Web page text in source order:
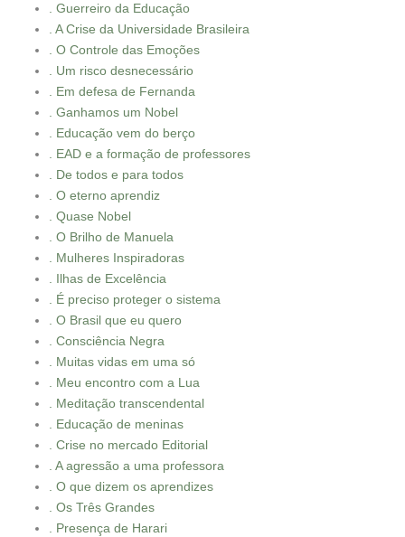
. Guerreiro da Educação
. A Crise da Universidade Brasileira
. O Controle das Emoções
. Um risco desnecessário
. Em defesa de Fernanda
. Ganhamos um Nobel
. Educação vem do berço
. EAD e a formação de professores
. De todos e para todos
. O eterno aprendiz
. Quase Nobel
. O Brilho de Manuela
. Mulheres Inspiradoras
. Ilhas de Excelência
. É preciso proteger o sistema
. O Brasil que eu quero
. Consciência Negra
. Muitas vidas em uma só
. Meu encontro com a Lua
. Meditação transcendental
. Educação de meninas
. Crise no mercado Editorial
. A agressão a uma professora
. O que dizem os aprendizes
. Os Três Grandes
. Presença de Harari